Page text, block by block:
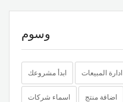
وسوم
ابدأ مشروعك ادارة المبيعات
اسماء شركات اضافة منتج